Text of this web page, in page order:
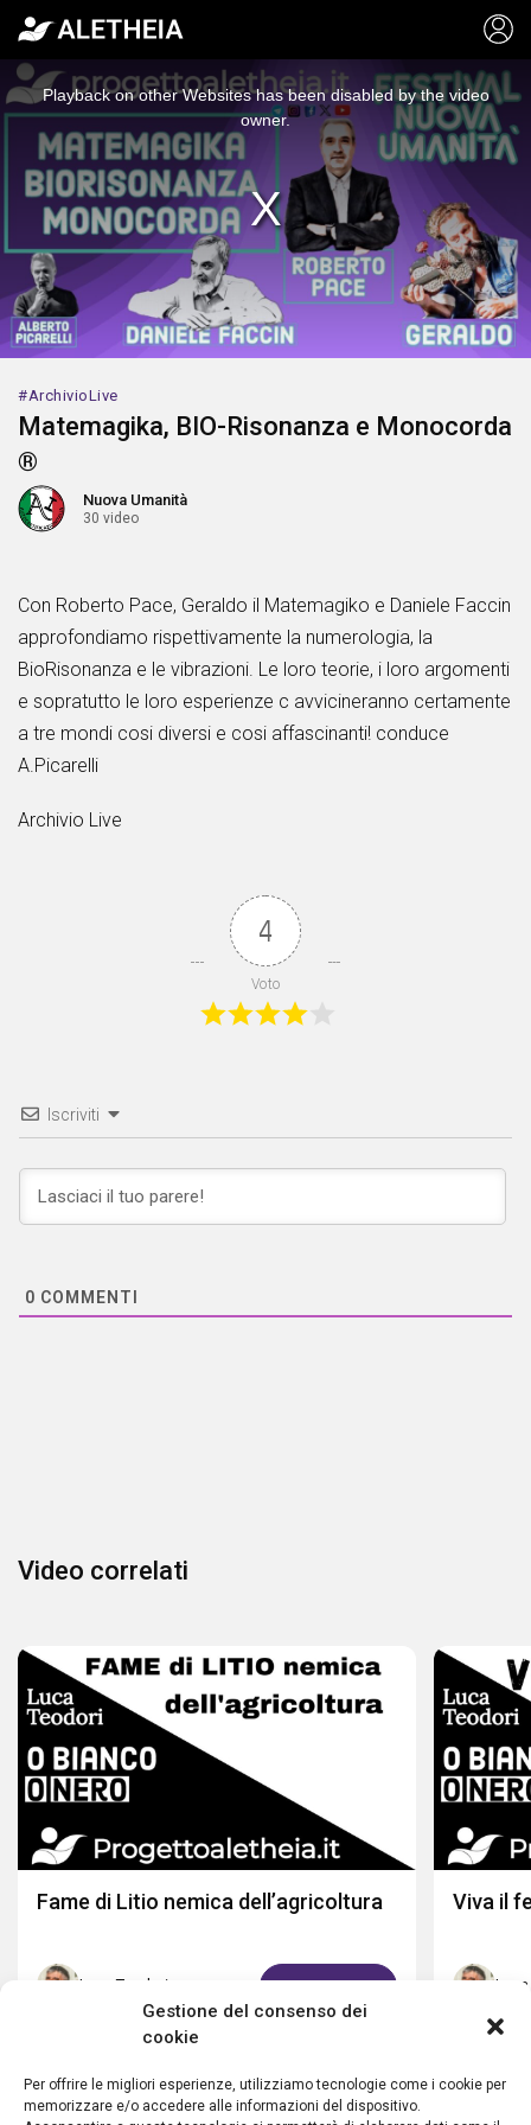
Gestione del consenso dei
cookie
Per offrire le migliori esperienze, utilizziamo tecnologie come i cookie per
memorizzare e/o accedere alle informazioni del dispositivo.
This
modal
window.
Playback on other Websites has been disabled by the video
owner.
ArchivioLive
Matemagika, BIO-Risonanza e Monocorda
®
Nuova Umanità
30 video
Con Roberto Pace, Geraldo il Matemagiko e Daniele Faccin
approfondiamo rispettivamente la numerologia, la
BioRisonanza e le vibrazioni. Le loro teorie, i loro argomenti
e sopratutto le loro esperienze c avvicineranno certamente
a tre mondi cosi diversi e cosi affascinanti! conduce
A.Picarelli
Archivio Live
4
Voto
Iscriviti
0 COMMENTI
Video correlati
Fame di Litio nemica dell’agricoltura
Luca Teodori
Viva il